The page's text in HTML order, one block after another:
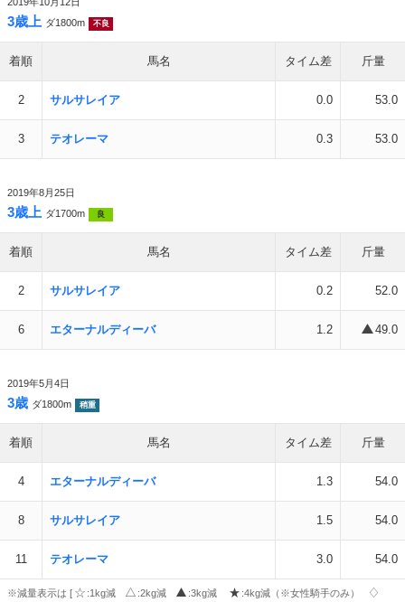
3歳上 ダ1800m 不良
着順 馬名 タイム差 斤量
2 サルサレイア 0.0 53.0
3 テオレーマ 0.3 53.0
2019年8月25日
3歳上 ダ1700m 良
着順 馬名 タイム差 斤量
2 サルサレイア 0.2 52.0
6 エターナルディーバ 1.2 49.0
2019年5月4日
3歳 ダ1800m 稍重
着順 馬名 タイム差 斤量
4 エターナルディーバ 1.3 54.0
8 サルサレイア 1.5 54.0
11 テオレーマ 3.0 54.0
※減量表示は [ :1kg減 :2kg減 :3kg減
:4kg減（※女性騎手のみ）